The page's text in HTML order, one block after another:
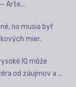
Arte...
no musia byť
mier.
IQ môže
od záujmov a ...